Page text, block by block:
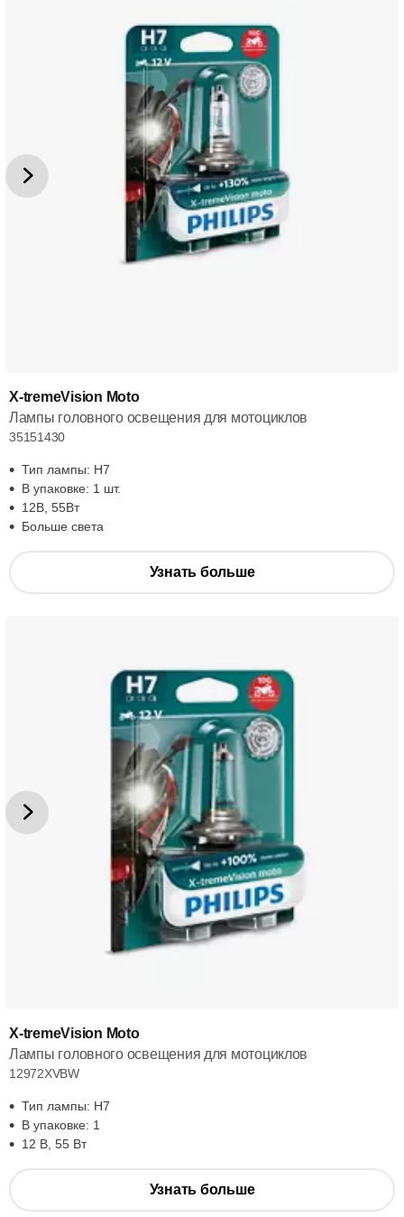
X-tremeVision Moto
Лампы головного освещения для мотоциклов
35151430
Тип лампы: H7
В упаковке: 1 шт.
12В, 55Вт
Больше света
Узнать больше
X-tremeVision Moto
Лампы головного освещения для мотоциклов
12972XVBW
Тип лампы: H7
В упаковке: 1
12 В, 55 Вт
Узнать больше